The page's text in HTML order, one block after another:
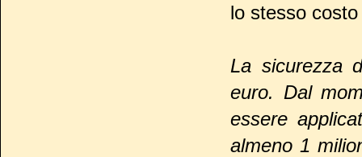
lo stesso
La sicurezza
euro. Dal
essere
almeno 1